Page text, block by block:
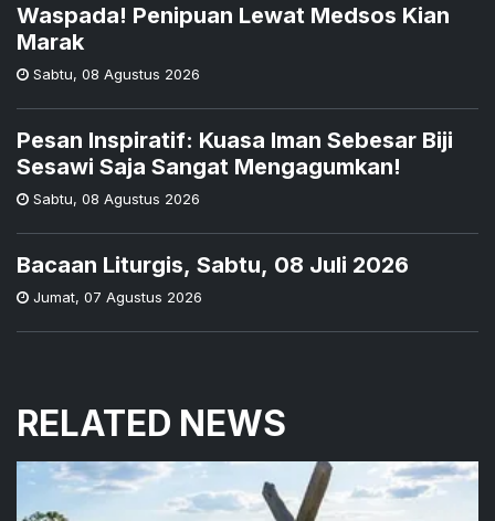
Waspada! Penipuan Lewat Medsos Kian
Marak
Sabtu, 08 Agustus 2026
Pesan Inspiratif: Kuasa Iman Sebesar Biji
Sesawi Saja Sangat Mengagumkan!
Sabtu, 08 Agustus 2026
Bacaan Liturgis, Sabtu, 08 Juli 2026
Jumat, 07 Agustus 2026
RELATED NEWS